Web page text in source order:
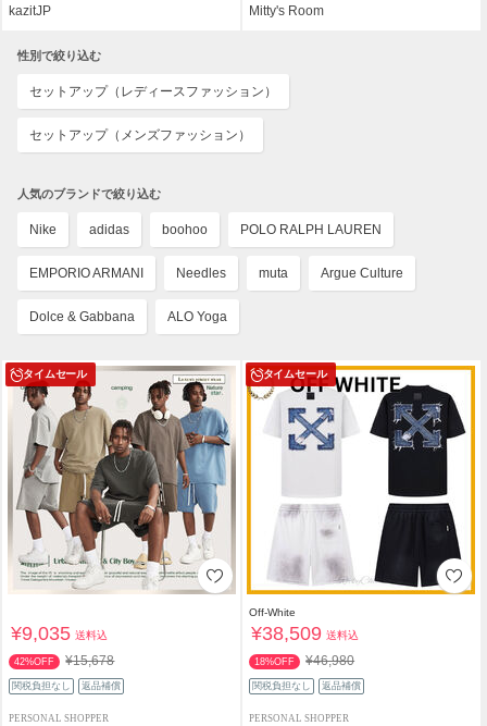
kazitJP Mitty's Room
性別で絞り込む
セットアップ（レディースファッション）
セットアップ（メンズファッション）
人気のブランドで絞り込む
Nike adidas boohoo POLO RALPH LAUREN
EMPORIO ARMANI Needles muta Argue Culture
Dolce & Gabbana ALO Yoga
タイムセール
¥9,035 送料込
42%OFF ¥15,678
関税負担なし 返品補償
PERSONAL SHOPPER
タイムセール
Off-White
¥38,509 送料込
18%OFF ¥46,980
関税負担なし 返品補償
PERSONAL SHOPPER